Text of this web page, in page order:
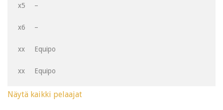
x5 –
x6 –
xx Equipo
xx Equipo
Näytä kaikki pelaajat